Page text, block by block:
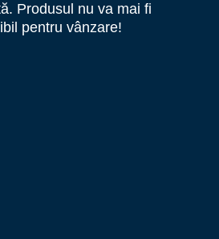
Produsul nu va mai fi
pentru vânzare!